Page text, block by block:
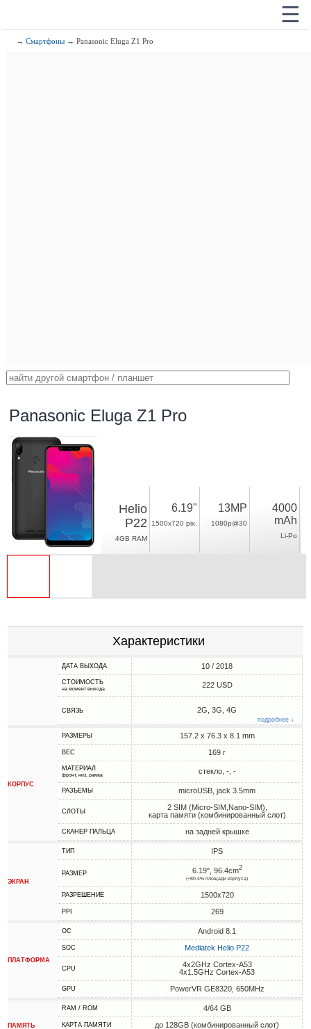
☰
→Смартфоны → Panasonic Eluga Z1 Pro
Panasonic Eluga Z1 Pro
Helio
P22
4GB RAM
6.19"
1500x720 pix.
13MP
1080p@30
4000
mAh
Li-Po
Характеристики
ДАТА ВЫХОДА 10 / 2018
СТОИМОСТЬ
на момент выхода 222 USD
СВЯЗЬ 2G, 3G, 4G
подробнее ↓
КОРПУС
РАЗМЕРЫ 157.2 x 76.3 x 8.1 mm
ВЕС 169 г
МАТЕРИАЛ
фронт, низ, рамка стекло, -, -
РАЗЪЕМЫ microUSB, jack 3.5mm
СЛОТЫ
2 SIM (Micro-SIM,Nano-SIM),
карта памяти (комбинированный слот)
СКАНЕР ПАЛЬЦА на задней крышке
ЭКРАН
ТИП IPS
РАЗМЕР 6.19", 96.4cm2
(~80.4% площади корпуса)
РАЗРЕШЕНИЕ 1500x720
PPI 269
ПЛАТФОРМА
ОС Android 8.1
SOC Mediatek Helio P22
CPU
4x2GHz Cortex-A53
4x1.5GHz Cortex-A53
GPU PowerVR GE8320, 650MHz
ПАМЯТЬ
RAM / ROM 4/64 GB
КАРТА ПАМЯТИ до 128GB (комбинированный слот)